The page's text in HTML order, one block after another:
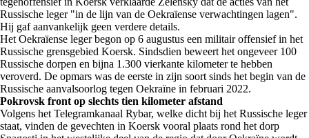
Russische leger "in de lijn van de Oekraïense verwachtingen lagen".
Hij gaf aanvankelijk geen verdere details.
Het Oekraïense leger begon op 6 augustus een militair offensief in het
Russische grensgebied Koersk. Sindsdien beweert het ongeveer 100
Russische dorpen en bijna 1.300 vierkante kilometer te hebben
veroverd. De opmars was de eerste in zijn soort sinds het begin van de
Russische aanvalsoorlog tegen Oekraïne in februari 2022.
Pokrovsk front op slechts tien kilometer afstand
Volgens het Telegramkanaal Rybar, welke dicht bij het Russische leger
staat, vinden de gevechten in Koersk vooral plaats rond het dorp